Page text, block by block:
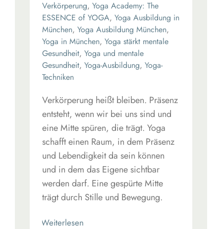
Verkörperung, Yoga Academy: The
ESSENCE of YOGA, Yoga Ausbildung in
München, Yoga Ausbildung München,
Yoga in München, Yoga stärkt mentale
Gesundheit, Yoga und mentale
Gesundheit, Yoga-Ausbildung, Yoga-
Techniken
Verkörperung heißt bleiben. Präsenz
entsteht, wenn wir bei uns sind und
eine Mitte spüren, die trägt. Yoga
schafft einen Raum, in dem Präsenz
und Lebendigkeit da sein können
und in dem das Eigene sichtbar
werden darf. Eine gespürte Mitte
trägt durch Stille und Bewegung.
Read More